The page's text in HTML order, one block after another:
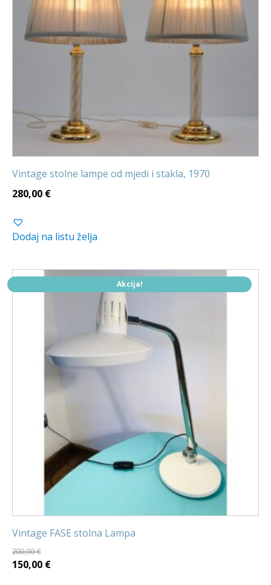
Vintage stolne lampe od mjedi i stakla, 1970
280,00 €
Dodaj na listu želja
Akcija!
Vintage FASE stolna Lampa
200,00€
Izvorna
150,00 €Trenutna